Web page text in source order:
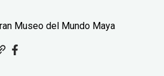
Museo del Mundo Maya